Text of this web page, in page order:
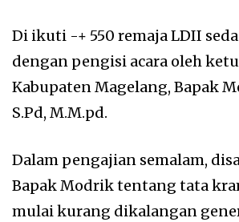
Di ikuti -+ 550 remaja LDII
dengan pengisi acara oleh
Kabupaten Magelang, Bapak
S.Pd, M.M.pd.
Dalam pengajian semalam,
Bapak Modrik tentang tata
mulai kurang dikalangan